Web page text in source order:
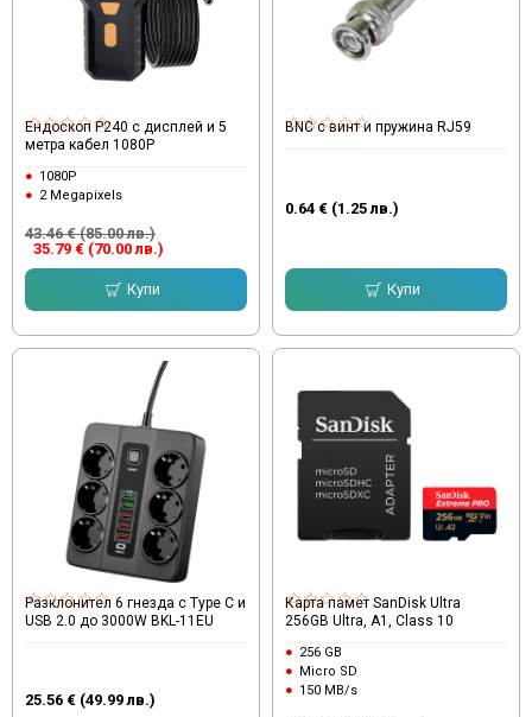
Ендоскоп P240 с дисплей и 5
метра кабел 1080P
1080P
2 Megapixels
35.79 € (70.00 лв.)
43.46 € (85.00 лв.)
Купи
BNC с винт и пружина RJ59
0.64 € (1.25 лв.)
Купи
Разклонител 6 гнезда с Type C и
USB 2.0 до 3000W BKL-11EU
25.56 € (49.99 лв.)
Карта памет SanDisk Ultra
256GB Ultra, A1, Class 10
256 GB
Micro SD
150 MB/s